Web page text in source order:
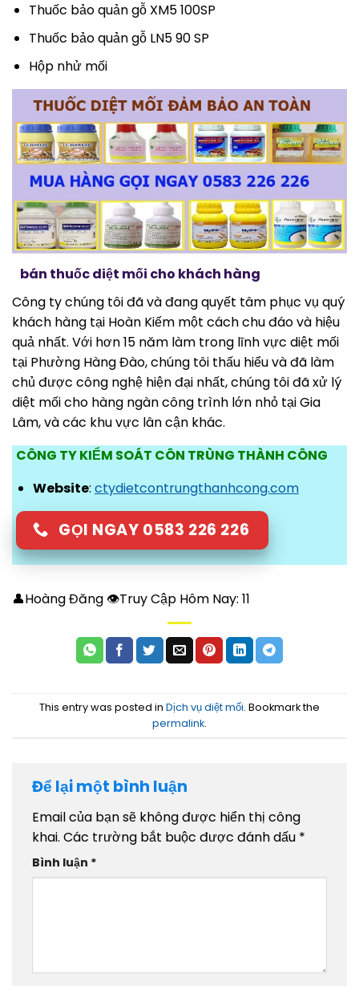
Thuốc bảo quản gỗ XM5 100SP
Thuốc bảo quản gỗ LN5 90 SP
Hộp nhử mối
bán thuốc diệt mối cho khách hàng
Công ty chúng tôi đã và đang quyết tâm phục vụ quý
khách hàng tại Hoàn Kiếm một cách chu đáo và hiệu
quả nhất. Với hơn 15 năm làm trong lĩnh vực diệt mối
tại Phường Hàng Đào, chúng tôi thấu hiểu và đã làm
chủ được công nghệ hiện đại nhất, chúng tôi đã xử lý
diệt mối cho hàng ngàn công trình lớn nhỏ tại Gia
Lâm, và các khu vực lân cận khác.
CÔNG TY KIỂM SOÁT CÔN TRÙNG THÀNH CÔNG
Website: ctydietcontrungthanhcong.com
GỌI NGAY 0583 226 226
👤Hoàng Đăng 👁Truy Cập Hôm Nay: 11
This entry was posted in Dịch vụ diệt mối. Bookmark the
permalink.
Để lại một bình luận
Email của bạn sẽ không được hiển thị công
khai. Các trường bắt buộc được đánh dấu *
Bình luận *